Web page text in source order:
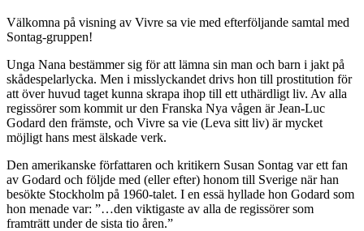
Välkomna på visning av Vivre sa vie med efterföljande samtal med
Sontag-gruppen!
Unga Nana bestämmer sig för att lämna sin man och barn i jakt på
skådespelarlycka. Men i misslyckandet drivs hon till prostitution för
att över huvud taget kunna skrapa ihop till ett uthärdligt liv. Av alla
regissörer som kommit ur den Franska Nya vågen är Jean-Luc
Godard den främste, och Vivre sa vie (Leva sitt liv) är mycket
möjligt hans mest älskade verk.
Den amerikanske författaren och kritikern Susan Sontag var ett fan
av Godard och följde med (eller efter) honom till Sverige när han
besökte Stockholm på 1960-talet. I en essä hyllade hon Godard som
hon menade var: ”…den viktigaste av alla de regissörer som
framträtt under de sista tio åren.”